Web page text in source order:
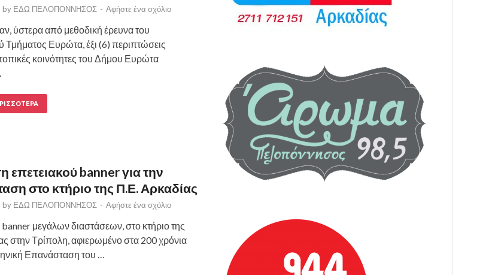
by ΕΔΩ ΠΕΛΟΠΟΝΝΗΣΟΣ - Αφήστε ένα σχόλιο
ύστερα από μεθοδική έρευνα του
Τμήματος Ευρώτα, έξι (6) περιπτώσεις
κοινότητες του Δήμου Ευρώτα
επετειακού banner για την
στο κτήριο της Π.Ε. Αρκαδίας
by ΕΔΩ ΠΕΛΟΠΟΝΝΗΣΟΣ - Αφήστε ένα σχόλιο
μεγάλων διαστάσεων, στο κτήριο της
στην Τρίπολη, αφιερωμένο στα 200 χρόνια
Επανάσταση του …